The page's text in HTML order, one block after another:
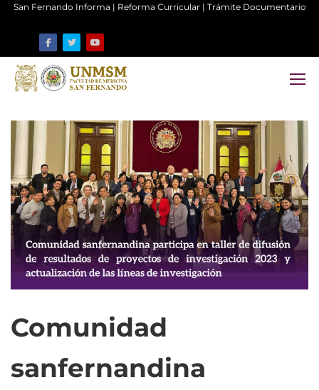
San Fernando Informa | Reforma Curricular| Trámite Documentario
Comunidad
sanfernandina